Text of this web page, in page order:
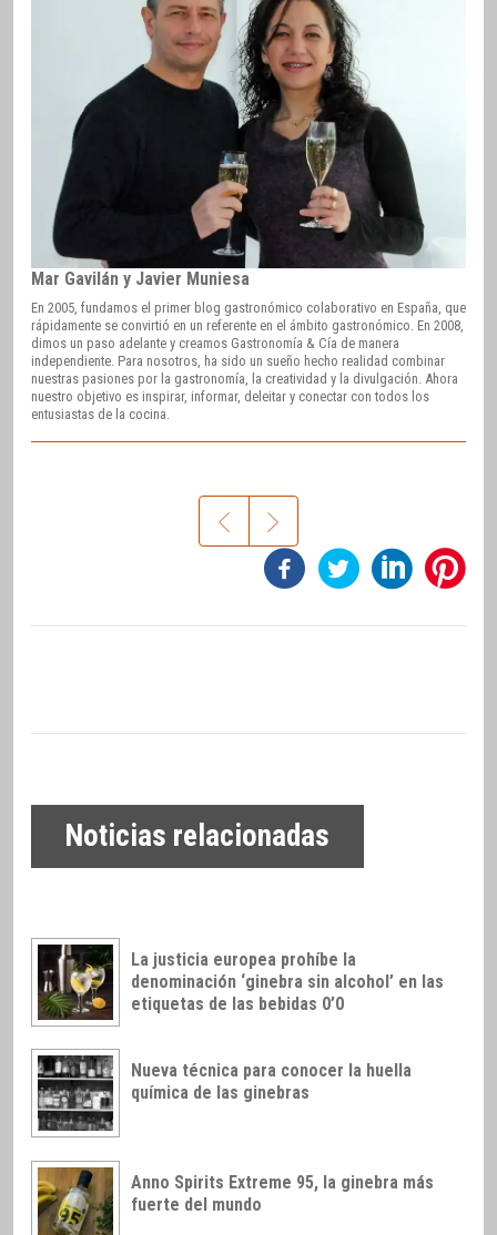
Mar Gavilán y Javier Muniesa
En 2005, fundamos el primer blog gastronómico colaborativo en España, que
rápidamente se convirtió en un referente en el ámbito gastronómico. En 2008,
dimos un paso adelante y creamos Gastronomía & Cía de manera
independiente. Para nosotros, ha sido un sueño hecho realidad combinar
nuestras pasiones por la gastronomía, la creatividad y la divulgación. Ahora
nuestro objetivo es inspirar, informar, deleitar y conectar con todos los
entusiastas de la cocina.
Noticias relacionadas
La justicia europea prohíbe la
denominación ‘ginebra sin alcohol’ en las
etiquetas de las bebidas 0’0
Nueva técnica para conocer la huella
química de las ginebras
Anno Spirits Extreme 95, la ginebra más
fuerte del mundo